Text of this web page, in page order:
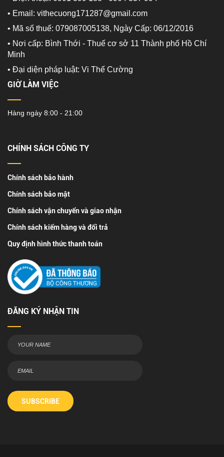
• Email: vithecuong171287@gmail.com
• Mã số thuế: 079087005138, Ngày Cấp: 06/12/2016
• Nơi cấp: Bình Thới - Thuế cơ sở 11 Thành phố Hồ Chí
Minh
• Đại diện pháp luật: Vi Thế Cường
GIỜ LÀM VIỆC
Hàng ngày 8:00 - 21:00
CHÍNH SÁCH CÔNG TY
Chính sách bảo hành
Chính sách bảo mật
Chính sách vận chuyển và giao nhận
Chính sách kiểm hàng và đổi trả
Quy định hình thức thanh toán
ĐĂNG KÝ NHẬN TIN
SUBSCRIBE